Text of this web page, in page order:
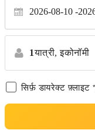
2026-08-10
1यात्री, इकोनॉमी
सिर्फ़ डायरेक्ट फ़्लाइट